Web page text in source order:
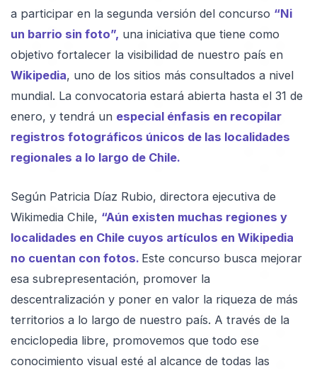
a participar en la segunda versión del concurso “Ni
un barrio sin foto”, una iniciativa que tiene como
objetivo fortalecer la visibilidad de nuestro país en
Wikipedia, uno de los sitios más consultados a nivel
mundial. La convocatoria estará abierta hasta el 31 de
enero, y tendrá un especial énfasis en recopilar
registros fotográficos únicos de las localidades
regionales a lo largo de Chile.
Según Patricia Díaz Rubio, directora ejecutiva de
Wikimedia Chile, “Aún existen muchas regiones y
localidades en Chile cuyos artículos en Wikipedia
no cuentan con fotos. Este concurso busca mejorar
esa subrepresentación, promover la
descentralización y poner en valor la riqueza de más
territorios a lo largo de nuestro país. A través de la
enciclopedia libre, promovemos que todo ese
conocimiento visual esté al alcance de todas las